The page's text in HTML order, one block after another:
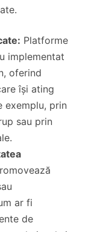
Platforme
implementat
oferind
își ating
exemplu, prin
sau prin
ar fi
de